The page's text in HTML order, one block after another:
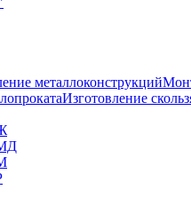
металлоконструкций
Изготовление